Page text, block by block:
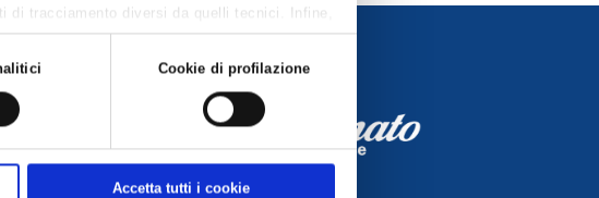
di tracciamento diversi da quelli tecnici. Infine,
Cookie di profilazione
Accetta tutti i cookie